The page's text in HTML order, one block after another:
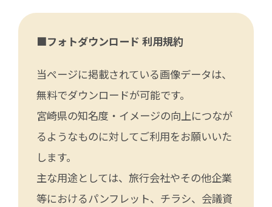
■フォトダウンロード 利用規約
当ページに掲載されている画像データは、
無料でダウンロードが可能です。
宮崎県の知名度・イメージの向上につなが
るようなものに対してご利用をお願いいた
します。
主な用途としては、旅行会社やその他企業
等におけるパンフレット、チラシ、会議資